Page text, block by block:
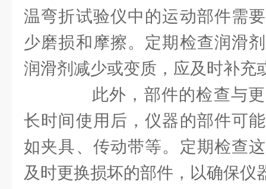
温弯折试验仪中的运动部件需
少磨损和摩擦。定期检查润滑
润滑剂减少或变质，应及时补充
此外，部件的检查与更
长时间使用后，仪器的部件可
如夹具、传动带等。定期检查
及时更换损坏的部件，以确保仪